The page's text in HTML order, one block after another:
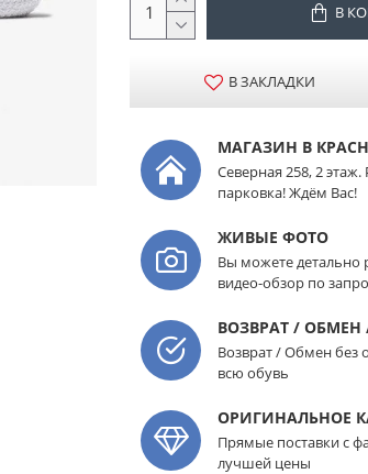
В
В ЗАКЛАДКИ
МАГАЗИН В
Северная 258, 2 этаж.
парковка! Ждём Вас!
ЖИВЫЕ ФОТО
Вы можете детально
видео-обзор по
ВОЗВРАТ / ОБМЕН
Возврат / Обмен без
всю обувь
ОРИГИНАЛЬНОЕ
Прямые поставки с
лучшей цены